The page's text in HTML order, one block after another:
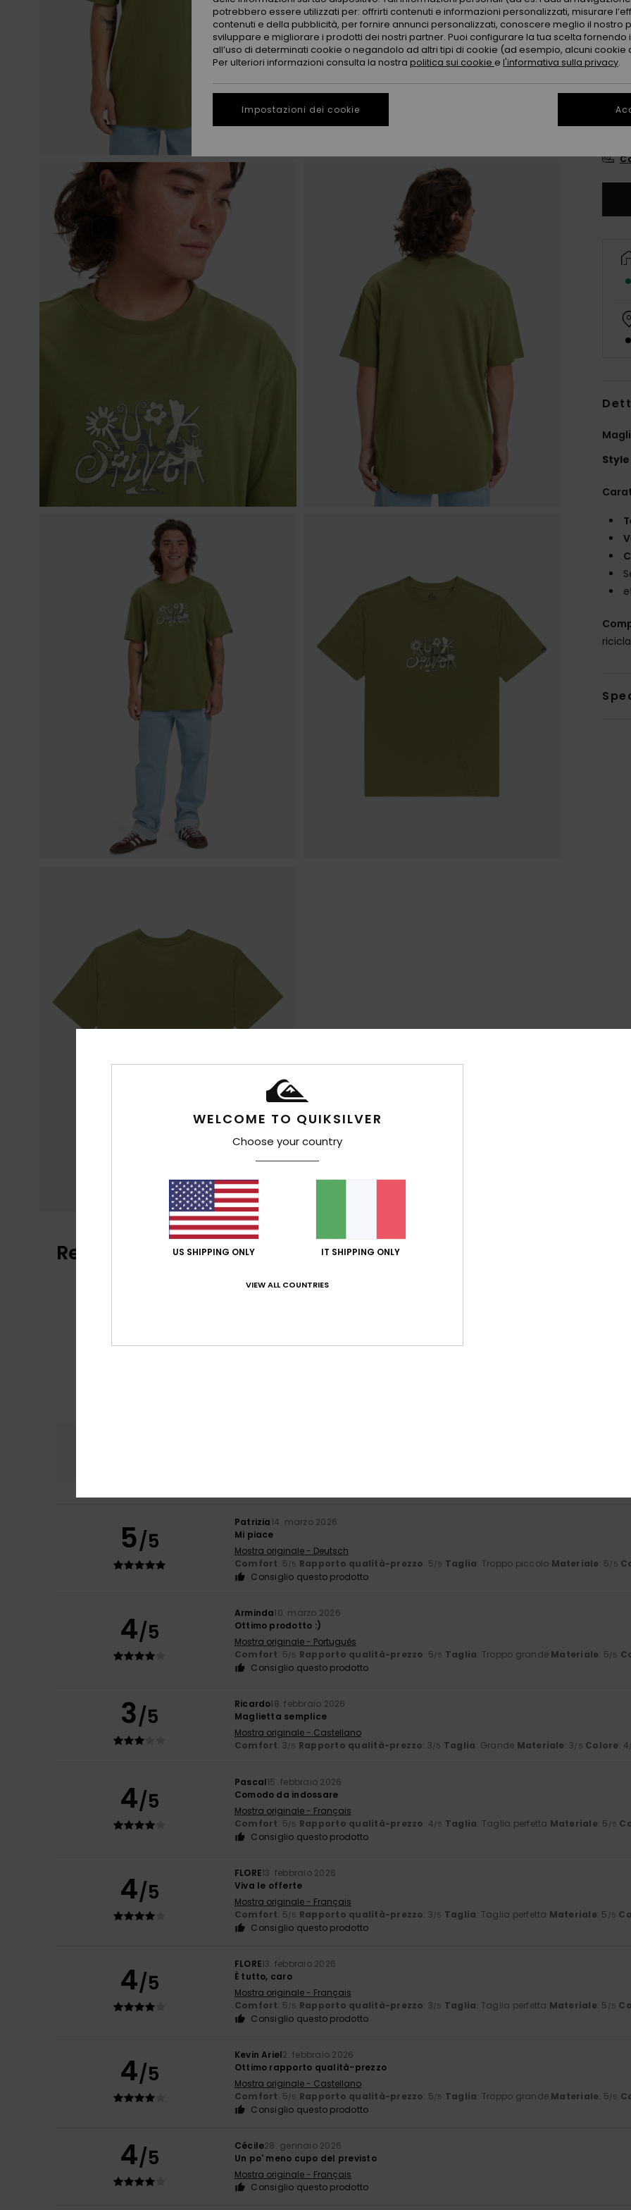
Colori
XS
Style
Recensioni dei clienti
4.4
5/5
Patrizia14. marzo 2026
Mi piace
Mostra originale - Deutsch
Comfort: 5/5 Rapporto qualità-prezzo: 5/5 Taglia: Troppo piccolo Materiale: 5/5
Consiglio questo prodotto
4/5
Arminda10. marzo 2026
Ottimo prodotto :)
Mostra originale - Português
Comfort: 5/5 Rapporto qualità-prezzo: 5/5 Taglia: Troppo grande Materiale: 5/5
Consiglio questo prodotto
3/5 Ricardo18. febbraio 2026
Maglietta semplice
Mostra originale - Castellano
Comfort: 3/5 Rapporto qualità-prezzo: 3/5 Taglia: Grande Materiale: 3/5 Colore: 4
4/5
Pascal15. febbraio 2026
Comodo da indossare
Mostra originale - Français
Comfort: 5/5 Rapporto qualità-prezzo: 4/5 Taglia: Taglia perfetta Materiale: 5 /5
Consiglio questo prodotto
4/5
FLORE13. febbraio 2026
Viva le offerte
Mostra originale - Français
Comfort: 5/5 Rapporto qualità-prezzo: 3/5 Taglia: Taglia perfetta Materiale: 5 /5
Consiglio questo prodotto
4/5
FLORE13. febbraio 2026
È tutto, caro
Mostra originale - Français
Comfort: 5/5 Rapporto qualità-prezzo: 3/5 Taglia: Taglia perfetta Materiale: 5 /5
Consiglio questo prodotto
4/5
Kevin Ariel2. febbraio 2026
Ottimo rapporto qualità-prezzo
Mostra originale - Castellano
Comfort: 5/5 Rapporto qualità-prezzo: 5/5 Taglia: Troppo grande Materiale: 5/5
Consiglio questo prodotto
4/5 Cécile28. gennaio 2026
Un po' meno cupo del previsto
Mostra originale - Français
Consiglio questo prodotto
WELCOME TO QUIKSILVER
Choose your country
US SHIPPING ONLY IT SHIPPING ONLY
VIEW ALL COUNTRIES
potrebbero essere utilizzati per: offrirti contenuti e informazioni personalizzati, misurare
contenuti e della pubblicità, per fornire annunci personalizzati, conoscere meglio il nostro
sviluppare e migliorare i prodotti dei nostri partner. Puoi configurare la tua scelta fornendo
all’uso di determinati cookie o negandolo ad altri tipi di cookie (ad esempio, alcuni cookie
Per ulteriori informazioni consulta la nostra politica sui cookie e l'informativa sulla privacy.
Impostazioni dei cookie